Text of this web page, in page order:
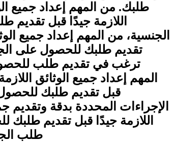
طلبك. من المهم إعداد جميع
اللازمة جيدًا قبل
الجنسية، من المهم إعداد جميع
تقديم طلبك للحصول على
ترغب في تقديم طلب للحصول
المهم إعداد جميع الوثائق
قبل تقديم طلبك
الإجراءات المحددة بدقة
اللازمة جيدًا قبل تقديم
طلب